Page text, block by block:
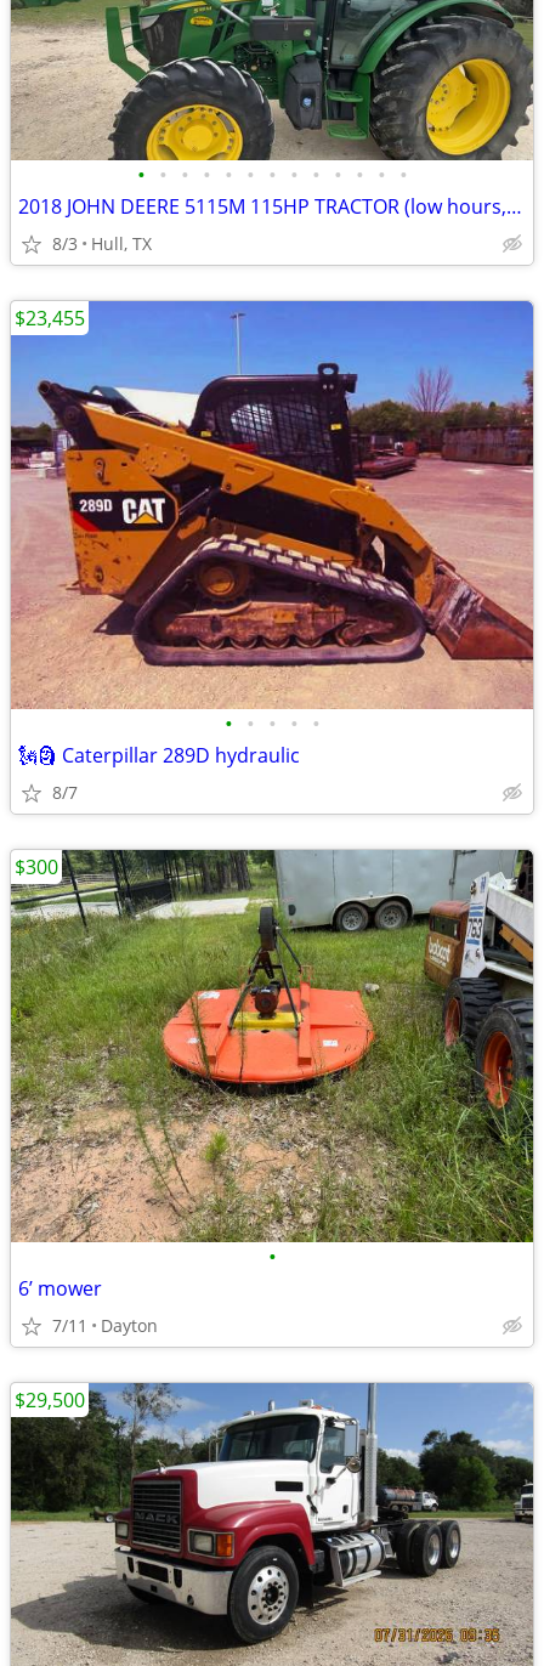
• • • • • • • • • • • • •
2018 JOHN DEERE 5115M 115HP TRACTOR (low hours, lowered price))
8/3 Hull, TX
• • • • •
🗽🗿 Caterpillar 289D hydraulic
8/7
$23,455
•
6’ mower
7/11 Dayton
$300
$29,500